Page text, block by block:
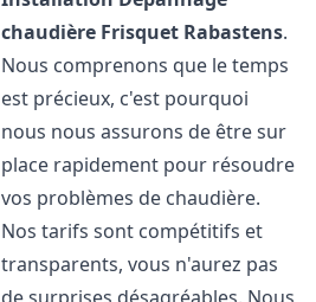
chaudière Frisquet Rabastens.
Nous comprenons que le temps
est précieux, c'est pourquoi
nous nous assurons de être sur
place rapidement pour résoudre
vos problèmes de chaudière.
Nos tarifs sont compétitifs et
transparents, vous n'aurez pas